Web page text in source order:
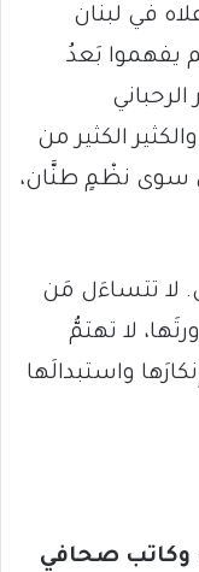
في لبنان
يفهموا بَعدُ
الكثير من
سوى نظْمٍ طنَّان،
تتساءَل مَن
لا تهتمُّ
واستبدالَها
وكاتب صحافي